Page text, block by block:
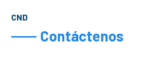
CND
Contáctenos